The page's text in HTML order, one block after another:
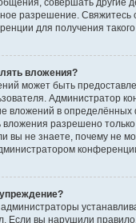
совершать другие
разрешение. Свяжитесь
для получения
вложения?
может быть
Администратор
вложений в определённых
вложения разрешено
вы не знаете, почему не
Если вы нарушили